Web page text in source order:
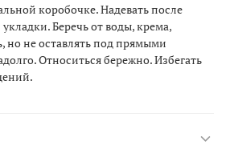
коробочке. Надевать после
Беречь от воды, крема,
но не оставлять под прямыми
Относиться бережно. Избегать